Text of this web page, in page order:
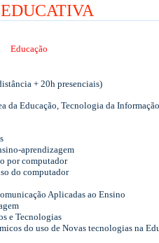
Educação
+ 20h presenciais)
da Educação, Tecnologia da
aprendizagem
por computador
do computador
Aplicadas ao Ensino
e Tecnologias
do uso de Novas tecnologias na